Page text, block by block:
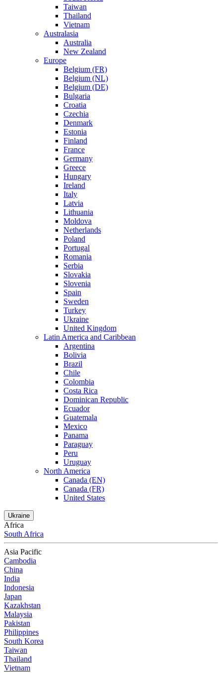
Taiwan
Thailand
Vietnam
Australasia
Australia
New Zealand
Europe
Belgium (FR)
Belgium (NL)
Belgium (DE)
Bulgaria
Croatia
Czechia
Denmark
Estonia
Finland
France
Germany
Greece
Hungary
Ireland
Italy
Latvia
Lithuania
Moldova
Netherlands
Poland
Portugal
Romania
Serbia
Slovakia
Slovenia
Spain
Sweden
Turkey
Ukraine
United Kingdom
Latin America and Caribbean
Argentina
Bolivia
Brazil
Chile
Colombia
Costa Rica
Dominican Republic
Ecuador
Guatemala
Mexico
Panama
Paraguay
Peru
Uruguay
North America
Canada (EN)
Canada (FR)
United States
Ukraine
Africa
South Africa
Asia Pacific
Cambodia
China
India
Indonesia
Japan
Kazakhstan
Malaysia
Pakistan
Philippines
South Korea
Taiwan
Thailand
Vietnam